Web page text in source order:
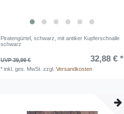
Piratengürtel, schwarz, mit antiker Kupferschnalle
schwarz
UVP 39,99 € 32,88 € *
*inkl. ges. MwSt. zzgl.Versandkosten